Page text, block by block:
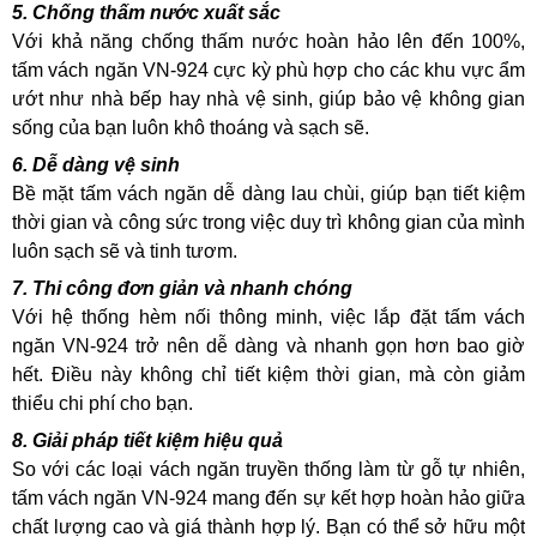
5. Chống thấm nước xuất sắc
Với khả năng chống thấm nước hoàn hảo lên đến 100%,
tấm vách ngăn VN-924 cực kỳ phù hợp cho các khu vực ẩm
ướt như nhà bếp hay nhà vệ sinh, giúp bảo vệ không gian
sống của bạn luôn khô thoáng và sạch sẽ.
6. Dễ dàng vệ sinh
Bề mặt tấm vách ngăn dễ dàng lau chùi, giúp bạn tiết kiệm
thời gian và công sức trong việc duy trì không gian của mình
luôn sạch sẽ và tinh tươm.
7. Thi công đơn giản và nhanh chóng
Với hệ thống hèm nối thông minh, việc lắp đặt tấm vách
ngăn VN-924 trở nên dễ dàng và nhanh gọn hơn bao giờ
hết. Điều này không chỉ tiết kiệm thời gian, mà còn giảm
thiểu chi phí cho bạn.
8. Giải pháp tiết kiệm hiệu quả
So với các loại vách ngăn truyền thống làm từ gỗ tự nhiên,
tấm vách ngăn VN-924 mang đến sự kết hợp hoàn hảo giữa
chất lượng cao và giá thành hợp lý. Bạn có thể sở hữu một